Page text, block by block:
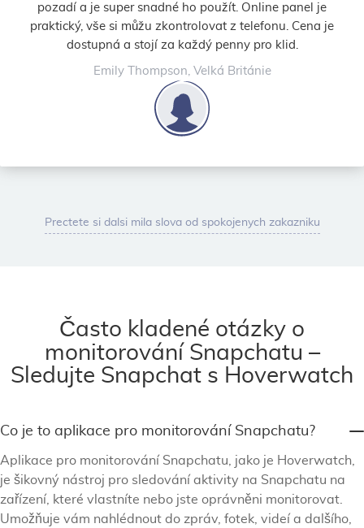
pozadí a je super snadné ho použít. Online panel je
praktický, vše si můžu zkontrolovat z telefonu. Cena je
dostupná a stojí za každý penny pro klid.
Emily Thompson, Velká Británie
Prectete si dalsi mila slova od spokojenych zakazniku
Často kladené otázky o
monitorování Snapchatu –
Sledujte Snapchat s Hoverwatch
Co je to aplikace pro monitorování Snapchatu?
Aplikace pro monitorování Snapchatu, jako je Hoverwatch,
je šikovný nástroj pro sledování aktivity na Snapchatu na
zařízení, které vlastníte nebo jste oprávněni monitorovat.
Umožňuje vám nahlédnout do zpráv, fotek, videí a dalšího,